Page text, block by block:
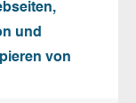
und
von